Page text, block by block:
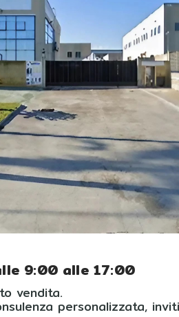
9:00 alle 17:00
vendita.
personalizzata,